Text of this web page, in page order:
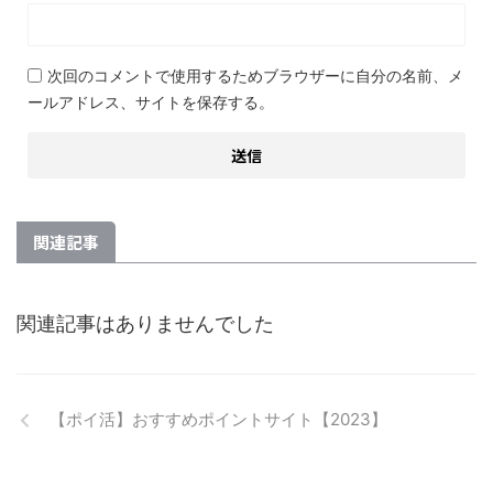
次回のコメントで使用するためブラウザーに自分の名前、メ
ールアドレス、サイトを保存する。
関連記事
関連記事はありませんでした
【ポイ活】おすすめポイントサイト【2023】